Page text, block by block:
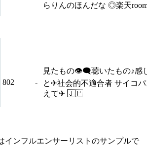
らりんのほんだな ◎楽天
802 -
見たもの👁‍🗨聴いたもの♪感
と✈︎社会的不適合者 サイコ
えて✈︎ 🇯🇵
インフルエンサーリストのサンプルで